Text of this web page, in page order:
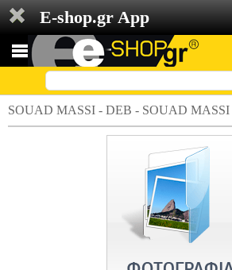
E-shop.gr App
SOUAD MASSI - DEB - SOUAD MASSI